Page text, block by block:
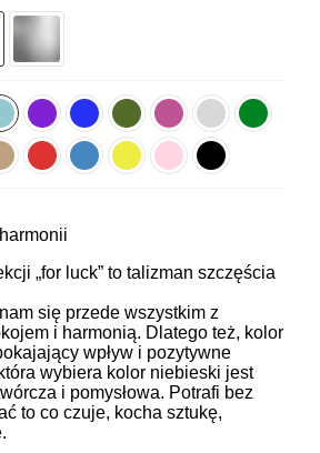
„for luck” to talizman szczęścia
się przede wszystkim z
i harmonią. Dlatego też, kolor
wpływ i pozytywne
wybiera kolor niebieski jest
i pomysłowa. Potrafi bez
to co czuje, kocha sztukę,